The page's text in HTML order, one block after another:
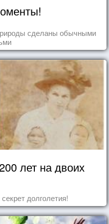
сделаны обычными
лет на двоих
долголетия!